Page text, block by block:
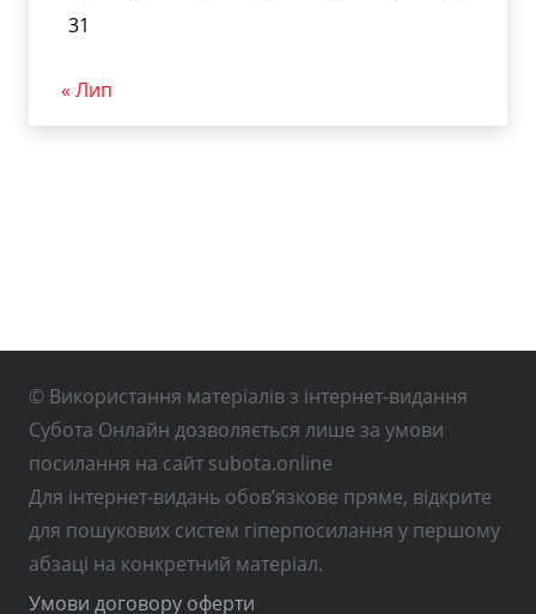
31
« Лип
© Використання матеріалів з інтернет-видання
Субота Онлайн дозволяється лише за умови
посилання на сайт subota.online
Для інтернет-видань обов’язкове пряме, відкрите
для пошукових систем гіперпосилання у першому
абзаці на конкретний матеріал.
Умови договору оферти